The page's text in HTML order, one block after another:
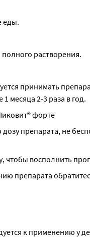
еды.
растворения.
принимать
месяца 2-3 раза в год.
форте
препарата, не
чтобы восполнить
препарата
к применению у